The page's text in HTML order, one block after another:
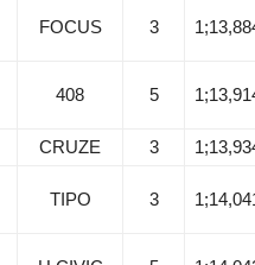
FOCUS 3
408 5
CRUZE 3
TIPO 3